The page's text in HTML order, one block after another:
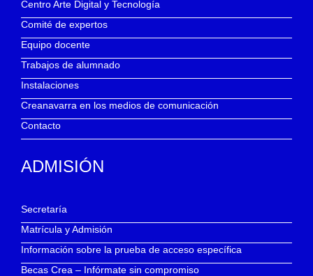
Centro Arte Digital y Tecnología
Comité de expertos
Equipo docente
Trabajos de alumnado
Instalaciones
Creanavarra en los medios de comunicación
Contacto
ADMISIÓN
Secretaría
Matrícula y Admisión
Información sobre la prueba de acceso específica
Becas Crea – Infórmate sin compromiso